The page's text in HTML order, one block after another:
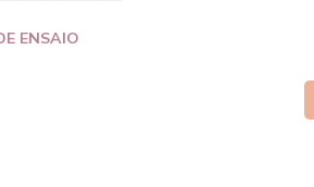
ENSAIO